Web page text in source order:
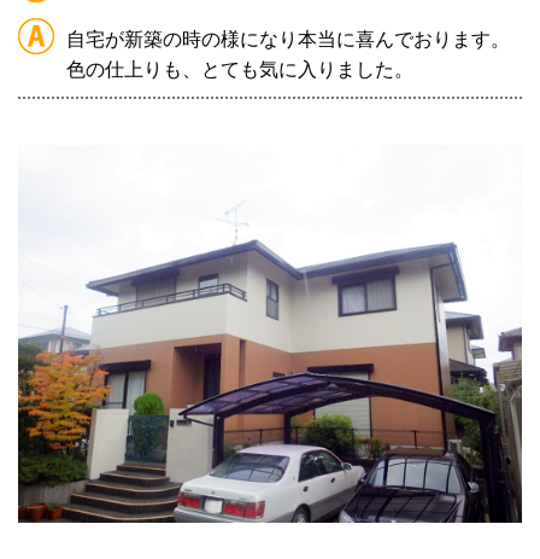
自宅が新築の時の様になり本当に喜んでおります。
色の仕上りも、とても気に入りました。